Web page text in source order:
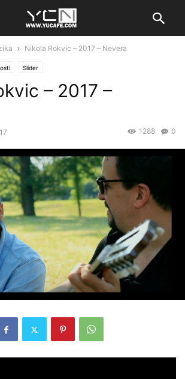
Nikola Rokvic – 2017 – Nevera
Slider
– 2017 –
0
1288